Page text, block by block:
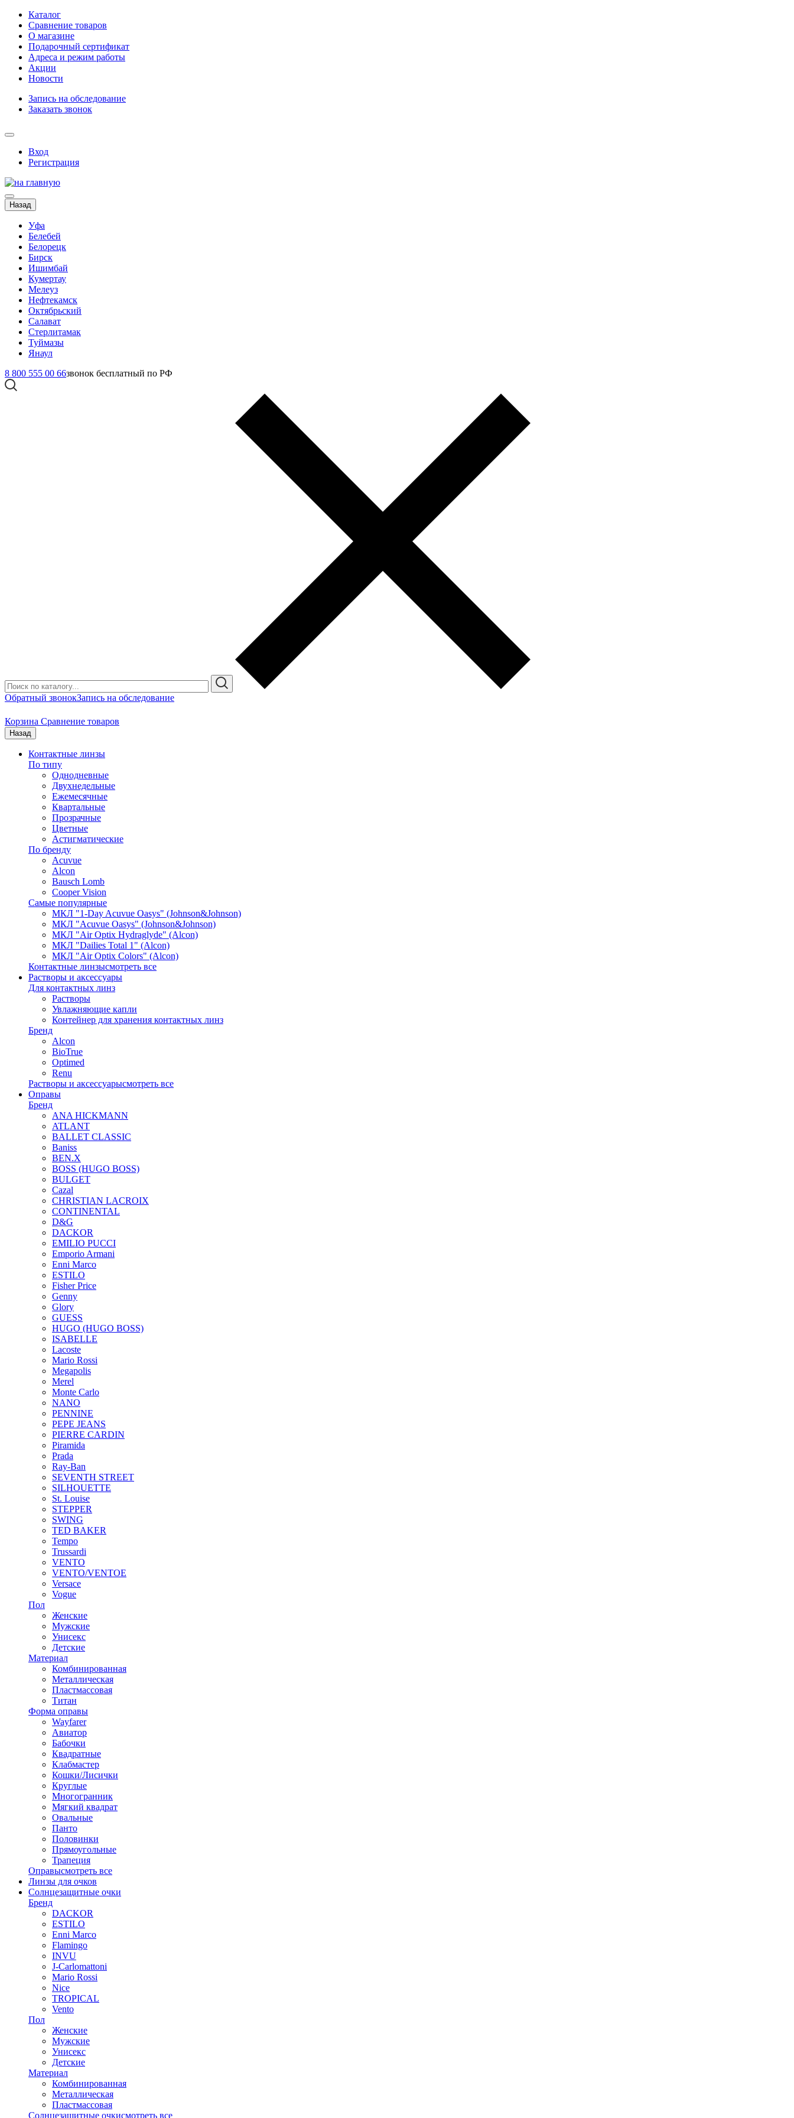
Каталог
Сравнение товаров
О магазине
Подарочный сертификат
Адреса и режим работы
Акции
Новости
Запись на обследование
Заказать звонок
Вход
Регистрация
Назад
Уфа
Белебей
Белорецк
Бирск
Ишимбай
Кумертау
Мелеуз
Нефтекамск
Октябрьский
Салават
Стерлитамак
Туймазы
Янаул
8 800 555 00 66звонок бесплатный по РФ
Обратный звонокЗапись на обследование
Корзина Сравнение товаров
Назад
Контактные линзы
По типу
Однодневные
Двухнедельные
Ежемесячные
Квартальные
Прозрачные
Цветные
Астигматические
По бренду
Acuvue
Alcon
Bausch Lomb
Cooper Vision
Самые популярные
МКЛ "1-Day Acuvue Oasys" (Johnson&Johnson)
МКЛ "Acuvue Oasys" (Johnson&Johnson)
МКЛ "Air Optix Hydraglyde" (Alcon)
МКЛ "Dailies Total 1" (Alcon)
МКЛ "Air Optix Colors" (Alcon)
Контактные линзысмотреть все
Растворы и аксессуары
Для контактных линз
Растворы
Увлажняющие капли
Контейнер для хранения контактных линз
Бренд
Alcon
BioTrue
Optimed
Renu
Растворы и аксессуарысмотреть все
Оправы
Бренд
ANA HICKMANN
ATLANT
BALLET CLASSIC
Baniss
BEN.X
BOSS (HUGO BOSS)
BULGET
Cazal
CHRISTIAN LACROIX
CONTINENTAL
D&G
DACKOR
EMILIO PUCCI
Emporio Armani
Enni Marco
ESTILO
Fisher Price
Genny
Glory
GUESS
HUGO (HUGO BOSS)
ISABELLE
Lacoste
Mario Rossi
Megapolis
Merel
Monte Carlo
NANO
PENNINE
PEPE JEANS
PIERRE CARDIN
Piramida
Prada
Ray-Ban
SEVENTH STREET
SILHOUETTE
St. Louise
STEPPER
SWING
TED BAKER
Tempo
Trussardi
VENTO
VENTO/VENTOE
Versace
Vogue
Пол
Женские
Мужские
Унисекс
Детские
Материал
Комбинированная
Металлическая
Пластмассовая
Титан
Форма оправы
Wayfarer
Авиатор
Бабочки
Квадратные
Клабмастер
Кошки/Лисички
Круглые
Многогранник
Мягкий квадрат
Овальные
Панто
Половинки
Прямоугольные
Трапеция
Оправысмотреть все
Линзы для очков
Солнцезащитные очки
Бренд
DACKOR
ESTILO
Enni Marco
Flamingo
INVU
J-Carlomattoni
Mario Rossi
Nice
TROPICAL
Vento
Пол
Женские
Мужские
Унисекс
Детские
Материал
Комбинированная
Металлическая
Пластмассовая
Солнцезащитные очкисмотреть все